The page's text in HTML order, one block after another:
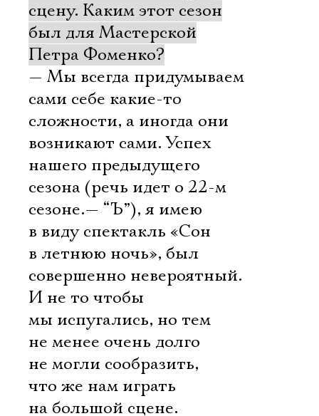
сцену. Каким этот сезон
был для Мастерской
Петра Фоменко?
— Мы всегда придумываем
сами себе какие-то
сложности, а иногда они
возникают сами. Успех
нашего предыдущего
сезона (речь идет о 22-м
сезоне.— “Ъ”), я имею
в виду спектакль «Сон
в летнюю ночь», был
совершенно невероятный.
И не то чтобы
мы испугались, но тем
не менее очень долго
не могли сообразить,
что же нам играть
на большой сцене.